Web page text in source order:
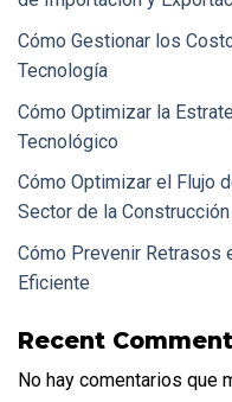
Cómo Gestionar los
Tecnología
Cómo Optimizar la
Tecnológico
Cómo Optimizar el Flujo
Sector de la Construcción
Cómo Prevenir Retrasos
Eficiente
Recent
No hay comentarios que